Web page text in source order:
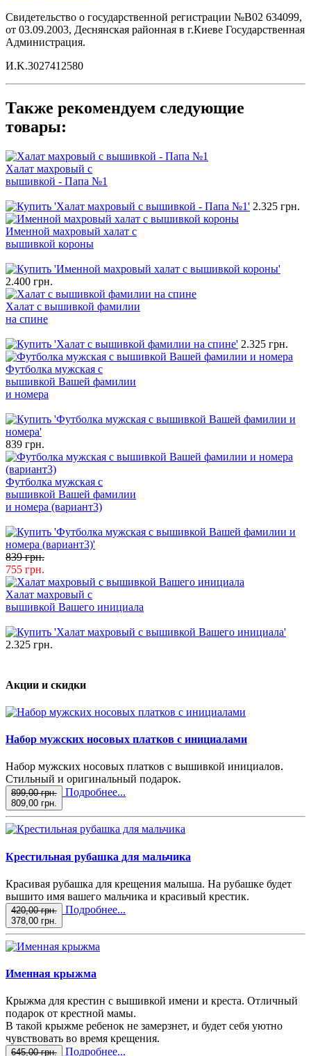
Свидетельство о государственной регистрации №B02 634099,
от 03.09.2003, Деснянская районная в г.Киеве Государственная
Администрация.
И.K.3027412580
Также рекомендуем следующие
товары:
Халат махровый с
вышивкой - Папа №1
2.325 грн.
Именной махровый халат с
вышивкой короны
2.400 грн.
Халат с вышивкой фамилии
на спине
2.325 грн.
Футболка мужская с
вышивкой Вашей фамилии
и номера
839 грн.
Футболка мужская с
вышивкой Вашей фамилии
и номера (вариант3)
839 грн.
755 грн.
Халат махровый с
вышивкой Вашего инициала
2.325 грн.
Акции и скидки
Набор мужских носовых платков с инициалами
Набор мужских носовых платков с вышивкой инициалов.
Стильный и оригинальный подарок.
899,00 грн.
809,00 грн.
Подробнее...
Крестильная рубашка для мальчика
Красивая рубашка для крещения малыша. На рубашке будет
вышито имя вашего мальчика и красивый крестик.
420,00 грн.
378,00 грн.
Подробнее...
Именная крыжма
Крыжма для крестин с вышивкой имени и креста. Отличный
подарок от крестной мамы.
В такой крыжме ребенок не замерзнет, и будет себя уютно
чувствовать во время крещения.
645,00 грн.
Подробнее...